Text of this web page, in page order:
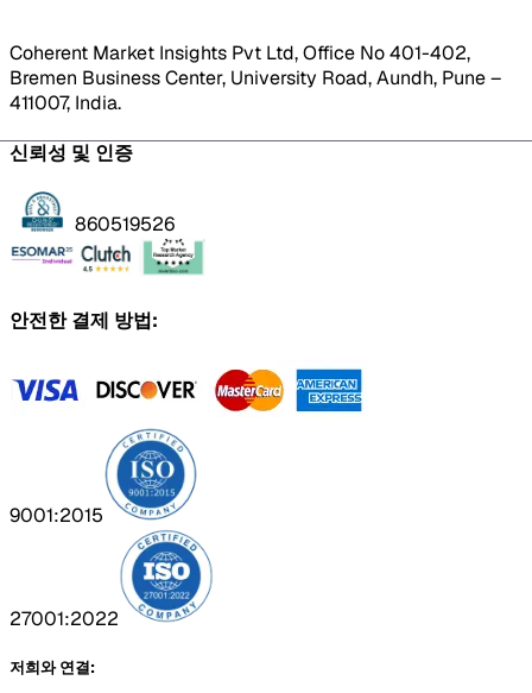
Coherent Market Insights Pvt Ltd, Office No 401-402,
Bremen Business Center, University Road, Aundh, Pune –
411007, India.
신뢰성 및 인증
860519526
안전한 결제 방법:
9001:2015
27001:2022
저희와 연결: